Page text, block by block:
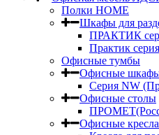
Полки HOME
Шкафы для
ПРАКТИК
Практик
Офисные тумбы
Офисные
Серия NW
Офисные столы
Офисные кресла